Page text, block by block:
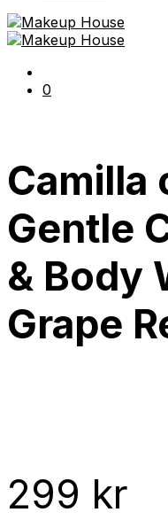
0
Camilla
Gentle
& Body
Grape
299 kr